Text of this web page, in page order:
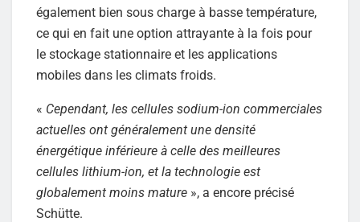
également bien sous charge à basse température,
ce qui en fait une option attrayante à la fois pour
le stockage stationnaire et les applications
mobiles dans les climats froids.
« Cependant, les cellules sodium-ion commerciales
actuelles ont généralement une densité
énergétique inférieure à celle des meilleures
cellules lithium-ion, et la technologie est
globalement moins mature », a encore précisé
Schütte.